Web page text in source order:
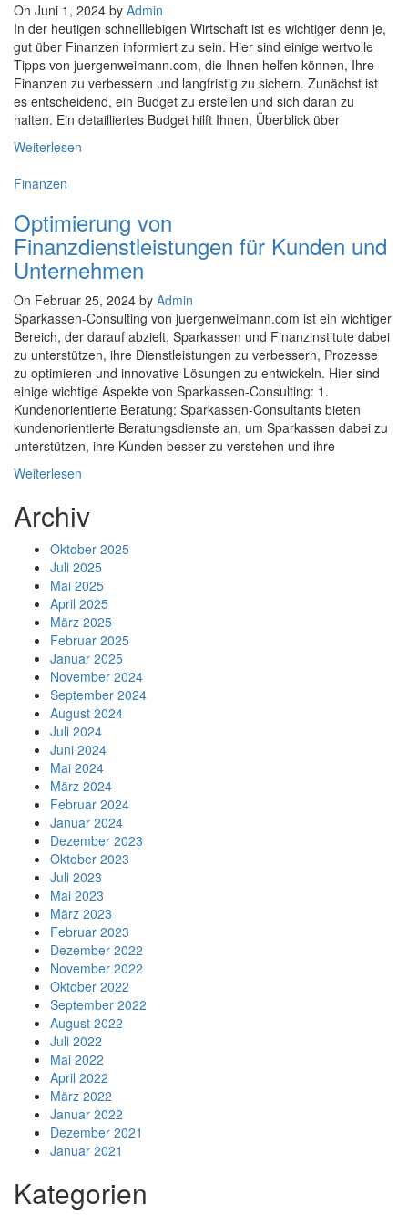
On Juni 1, 2024 by Admin
In der heutigen schnelllebigen Wirtschaft ist es wichtiger denn je,
gut über Finanzen informiert zu sein. Hier sind einige wertvolle
Tipps von juergenweimann.com, die Ihnen helfen können, Ihre
Finanzen zu verbessern und langfristig zu sichern. Zunächst ist
es entscheidend, ein Budget zu erstellen und sich daran zu
halten. Ein detailliertes Budget hilft Ihnen, Überblick über
Weiterlesen
Finanzen
Optimierung von
Finanzdienstleistungen für Kunden und
Unternehmen
On Februar 25, 2024 by Admin
Sparkassen-Consulting von juergenweimann.com ist ein wichtiger
Bereich, der darauf abzielt, Sparkassen und Finanzinstitute dabei
zu unterstützen, ihre Dienstleistungen zu verbessern, Prozesse
zu optimieren und innovative Lösungen zu entwickeln. Hier sind
einige wichtige Aspekte von Sparkassen-Consulting: 1.
Kundenorientierte Beratung: Sparkassen-Consultants bieten
kundenorientierte Beratungsdienste an, um Sparkassen dabei zu
unterstützen, ihre Kunden besser zu verstehen und ihre
Weiterlesen
Archiv
Oktober 2025
Juli 2025
Mai 2025
April 2025
März 2025
Februar 2025
Januar 2025
November 2024
September 2024
August 2024
Juli 2024
Juni 2024
Mai 2024
März 2024
Februar 2024
Januar 2024
Dezember 2023
Oktober 2023
Juli 2023
Mai 2023
März 2023
Februar 2023
Dezember 2022
November 2022
Oktober 2022
September 2022
August 2022
Juli 2022
Mai 2022
April 2022
März 2022
Januar 2022
Dezember 2021
Januar 2021
Kategorien